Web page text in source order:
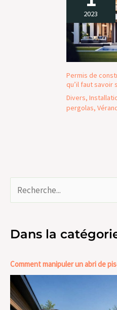
2023
Permis de
qu’il faut savoir
Divers,
pergolas,
Dans la
Comment manipuler un abri de